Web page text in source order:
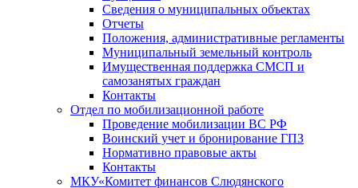
Сведения о муниципальных объектах
Отчеты
Положения, административные регламенты
Муниципальный земельный контроль
Имущественная поддержка СМСП и
самозанятых граждан
Контакты
Отдел по мобилизационной работе
Проведение мобилизации ВС РФ
Воинский учет и бронирование ГПЗ
Нормативно правовые акты
Контакты
МКУ«Комитет финансов Слюдянского